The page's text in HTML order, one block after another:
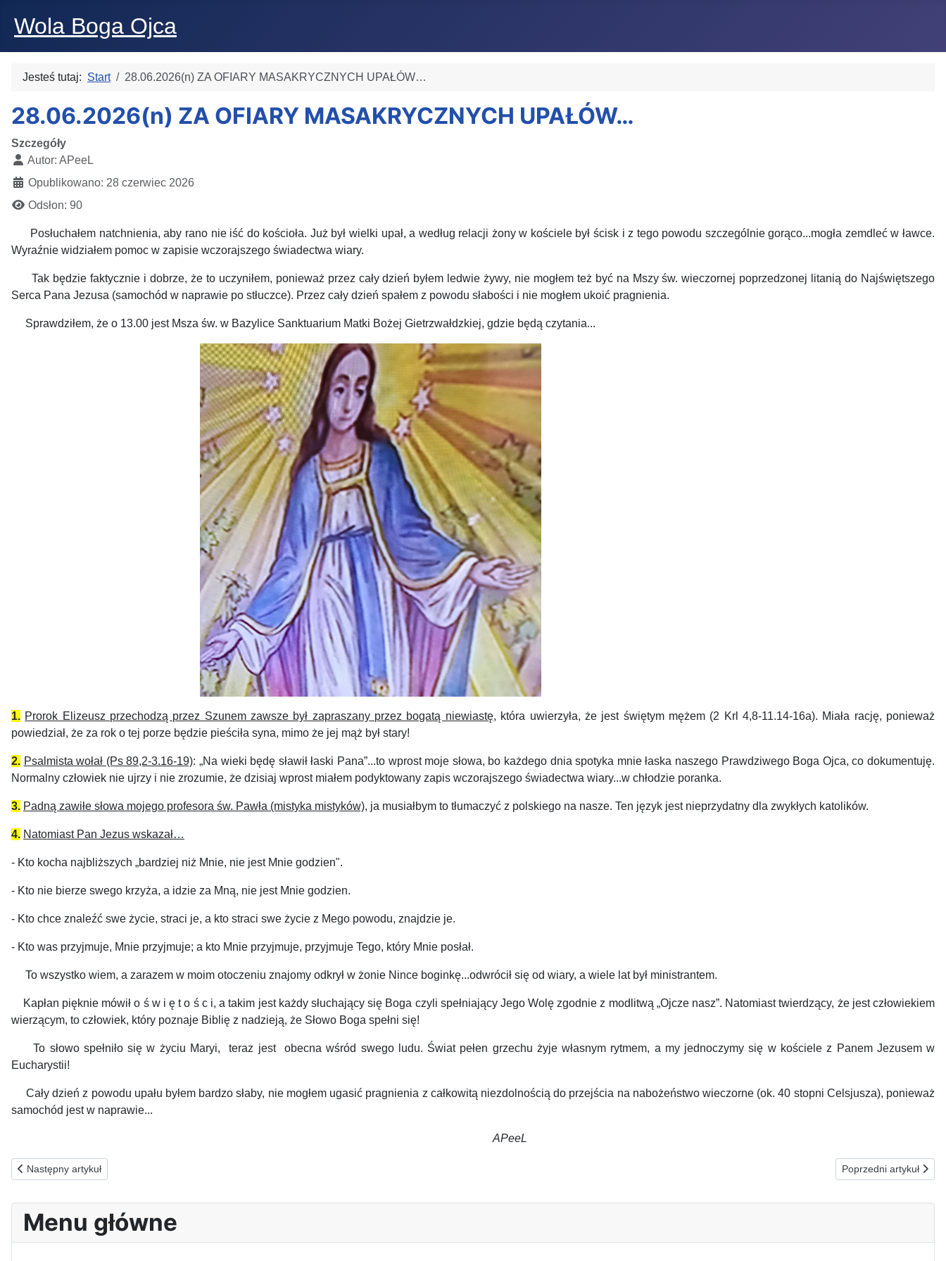
Wola Boga Ojca
Jesteś tutaj: Start 28.06.2026(n) ZA OFIARY MASAKRYCZNYCH UPAŁÓW…
28.06.2026(n) ZA OFIARY MASAKRYCZNYCH UPAŁÓW…
Szczegóły
Autor: APeeL
Opublikowano: 28 czerwiec 2026
Odsłon: 90
Posłuchałem natchnienia, aby rano nie iść do kościoła. Już był wielki upał, a według relacji żony w kościele był ścisk i z tego powodu szczególnie gorąco...mogła zemdleć w ławce.
Wyraźnie widziałem pomoc w zapisie wczorajszego świadectwa wiary.
Tak będzie faktycznie i dobrze, że to uczyniłem, ponieważ przez cały dzień byłem ledwie żywy, nie mogłem też być na Mszy św. wieczornej poprzedzonej litanią do Najświętszego
Serca Pana Jezusa (samochód w naprawie po stłuczce). Przez cały dzień spałem z powodu słabości i nie mogłem ukoić pragnienia.
Sprawdziłem, że o 13.00 jest Msza św. w Bazylice Sanktuarium Matki Bożej Gietrzwałdzkiej, gdzie będą czytania...
1. Prorok Elizeusz przechodzą przez Szunem zawsze był zapraszany przez bogatą niewiastę, która uwierzyła, że jest świętym mężem (2 Krl 4,8-11.14-16a). Miała rację, ponieważ
powiedział, że za rok o tej porze będzie pieściła syna, mimo że jej mąż był stary!
2. Psalmista wołał (Ps 89,2-3.16-19): „Na wieki będę sławił łaski Pana”...to wprost moje słowa, bo każdego dnia spotyka mnie łaska naszego Prawdziwego Boga Ojca, co dokumentuję.
Normalny człowiek nie ujrzy i nie zrozumie, że dzisiaj wprost miałem podyktowany zapis wczorajszego świadectwa wiary...w chłodzie poranka.
3. Padną zawiłe słowa mojego profesora św. Pawła (mistyka mistyków), ja musiałbym to tłumaczyć z polskiego na nasze. Ten język jest nieprzydatny dla zwykłych katolików.
4. Natomiast Pan Jezus wskazał…
- Kto kocha najbliższych „bardziej niż Mnie, nie jest Mnie godzien".
- Kto nie bierze swego krzyża, a idzie za Mną, nie jest Mnie godzien.
- Kto chce znaleźć swe życie, straci je, a kto straci swe życie z Mego powodu, znajdzie je.
- Kto was przyjmuje, Mnie przyjmuje; a kto Mnie przyjmuje, przyjmuje Tego, który Mnie posłał.
To wszystko wiem, a zarazem w moim otoczeniu znajomy odkrył w żonie Nince boginkę...odwrócił się od wiary, a wiele lat był ministrantem.
Kapłan pięknie mówił o ś w i ę t o ś c i, a takim jest każdy słuchający się Boga czyli spełniający Jego Wolę zgodnie z modlitwą „Ojcze nasz”. Natomiast twierdzący, że jest człowiekiem
wierzącym, to człowiek, który poznaje Biblię z nadzieją, że Słowo Boga spełni się!
To słowo spełniło sięw życiu Maryi, teraz jestobecna wśród swego ludu. Świat pełen grzechu żyje własnym rytmem, a my jednoczymy się w kościele z Panem Jezusem w
Eucharystii!
Cały dzień z powodu upału byłem bardzo słaby, nie mogłem ugasić pragnienia z całkowitą niezdolnością do przejścia na nabożeństwo wieczorne (ok. 40 stopni Celsjusza), ponieważ
samochód jest w naprawie...
APeeL
Poprzednia strona: 29.06.2026(p) ZA ZWOLENNIKÓW KULTU JEDNOSTKI…
Następny artykuł Następna strona:
Poprzedni artykuł
Menu główne